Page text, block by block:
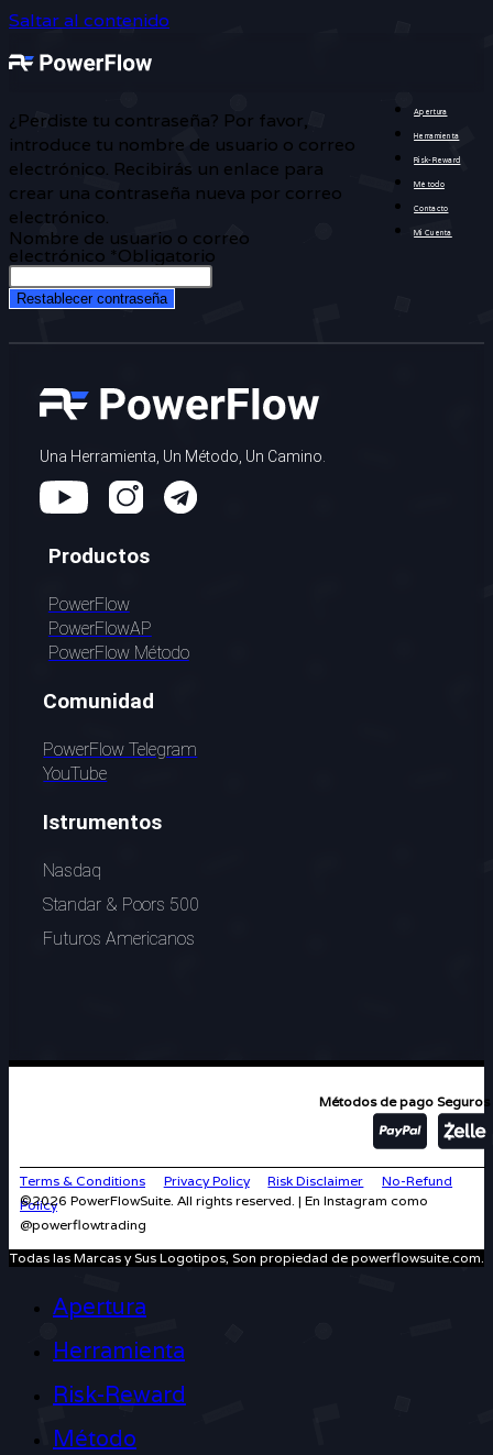
Saltar al contenido
Apertura
Herramienta
Risk-Reward
Método
Contacto
Mi Cuenta
¿Perdiste tu contraseña? Por favor,
introduce tu nombre de usuario o correo
electrónico. Recibirás un enlace para
crear una contraseña nueva por correo
electrónico.
Nombre de usuario o correo
electrónico *Obligatorio
Restablecer contraseña
Una Herramienta, Un Método, Un Camino.
Productos
PowerFlow
PowerFlowAP
PowerFlow Método
Comunidad
PowerFlow Telegram
YouTube
Istrumentos
Nasdaq
Standar & Poors 500
Futuros Americanos
Terms & Conditions Privacy Policy Risk Disclaimer
No-Refund
Policy
©2026 PowerFlowSuite. All rights reserved. | En Instagram como
@powerflowtrading
Métodos de pago Seguros
Todas las Marcas y Sus Logotipos, Son propiedad de powerflowsuite.com.
Apertura
Herramienta
Risk-Reward
Método